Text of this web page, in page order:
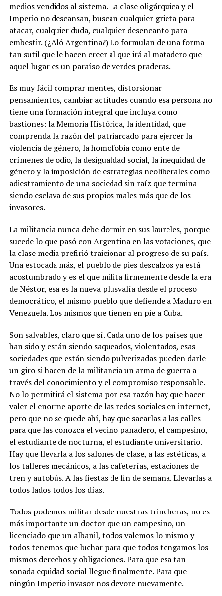
medios vendidos al sistema. La clase oligárquica y el
Imperio no descansan, buscan cualquier grieta para
atacar, cualquier duda, cualquier desencanto para
embestir. (¿Aló Argentina?) Lo formulan de una forma
tan sutil que le hacen creer al que irá al matadero que
aquel lugar es un paraíso de verdes praderas.
Es muy fácil comprar mentes, distorsionar
pensamientos, cambiar actitudes cuando esa persona no
tiene una formación integral que incluya como
bastiones: la Memoria Histórica, la identidad, que
comprenda la razón del patriarcado para ejercer la
violencia de género, la homofobia como ente de
crímenes de odio, la desigualdad social, la inequidad de
género y la imposición de estrategias neoliberales como
adiestramiento de una sociedad sin raíz que termina
siendo esclava de sus propios males más que de los
invasores.
La militancia nunca debe dormir en sus laureles, porque
sucede lo que pasó con Argentina en las votaciones, que
la clase media prefirió traicionar al progreso de su país.
Una estocada más, el pueblo de pies descalzos ya está
acostumbrado y es el que milita firmemente desde la era
de Néstor, esa es la nueva plusvalía desde el proceso
democrático, el mismo pueblo que defiende a Maduro en
Venezuela. Los mismos que tienen en pie a Cuba.
Son salvables, claro que sí. Cada uno de los países que
han sido y están siendo saqueados, violentados, esas
sociedades que están siendo pulverizadas pueden darle
un giro si hacen de la militancia un arma de guerra a
través del conocimiento y el compromiso responsable.
No lo permitirá el sistema por esa razón hay que hacer
valer el enorme aporte de las redes sociales en internet,
pero que no se quede ahí, hay que sacarlas a las calles
para que las conozca el vecino panadero, el campesino,
el estudiante de nocturna, el estudiante universitario.
Hay que llevarla a los salones de clase, a las estéticas, a
los talleres mecánicos, a las cafeterías, estaciones de
tren y autobús. A las fiestas de fin de semana. Llevarlas a
todos lados todos los días.
Todos podemos militar desde nuestras trincheras, no es
más importante un doctor que un campesino, un
licenciado que un albañil, todos valemos lo mismo y
todos tenemos que luchar para que todos tengamos los
mismos derechos y obligaciones. Para que esa tan
soñada equidad social llegue finalmente. Para que
ningún Imperio invasor nos devore nuevamente.